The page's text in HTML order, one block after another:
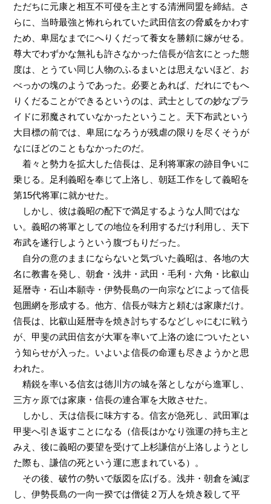
ただちに元康と相互不可侵を主とする清洲同盟を締結。さ
らに、当時最強と怖れられていた武田信玄の脅威をかわす
ため、卑屈なまでにへりくだって養女を勝頼に嫁がせる。
尊大でわずかな無礼も許さなかった信長が信玄にとった態
度は、とうてい同じ人物のふるまいとは思えないほど、お
べっかの塊のようであった。必要とあれば、だれにでもへ
りくだることができるというのは、武士としての妙なプラ
イドに邪魔されていなかったということ。天下布武という
大目標の前では、卑屈になろうが残虐の限りを尽くそうが
なにほどのこともなかったのだ。
着々と勢力を拡大した信長は、足利将軍家の跡目争いに
乗じる。足利義昭を奉じて上洛し、朝廷工作をして義昭を
第15代将軍に就かせた。
しかし、彼は義昭の配下で満足するような人間ではな
い。義昭の将軍としての地位を利用するだけ利用し、天下
布武を遂行しようという腹づもりだった。
自分の意のままにならないと気づいた義昭は、各地の大
名に教書を発し、朝倉・浅井・武田・毛利・六角・比叡山
延暦寺・石山本願寺・伊勢長島の一向宗などによって信長
包囲網を形成する。他方、信長が味方と頼むは家康だけ。
信長は、比叡山延暦寺を焼き討ちするなどしゃにむに戦う
が、甲斐の武田信玄が大軍を率いて上洛の途についたとい
う知らせが入った。いよいよ信長の命運も尽きようかと思
われた。
精鋭を率いる信玄は徳川方の城を落としながら進軍し、
三方ヶ原では家康・信長の連合軍を大敗させた。
しかし、天は信長に味方する。信玄が急死し、武田軍は
甲斐へ引き返すことになる（信長はかなり強運の持ち主と
みえ、後に義昭の要望を受けて上杉謙信が上洛しようとし
た際も、謙信の死という運に恵まれている）。
その後、破竹の勢いで版図を広げる。浅井・朝倉を滅ぼ
し、伊勢長島の一向一揆では僧徒２万人を焼き殺して平